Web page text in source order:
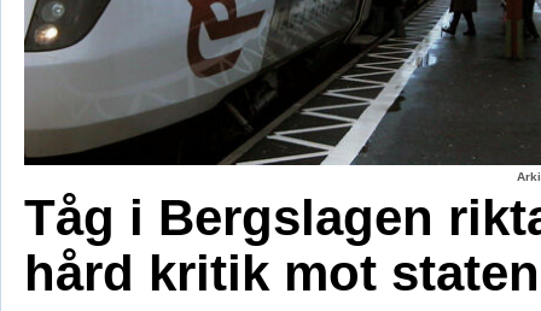
Tåg i Bergslagen
hård kritik mot staten